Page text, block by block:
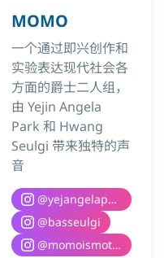
MOMO
一个通过即兴创作和
实验表达现代社会各
方面的爵士二人组，
由 Yejin Angela
Park 和 Hwang
Seulgi 带来独特的声
音
@yejangelapark
@basseulgi
@momoismothermother